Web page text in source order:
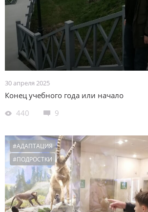
30 апреля 2025
Конец учебного года или начало
440
9
#АДАПТАЦИЯ
#ПОДРОСТКИ